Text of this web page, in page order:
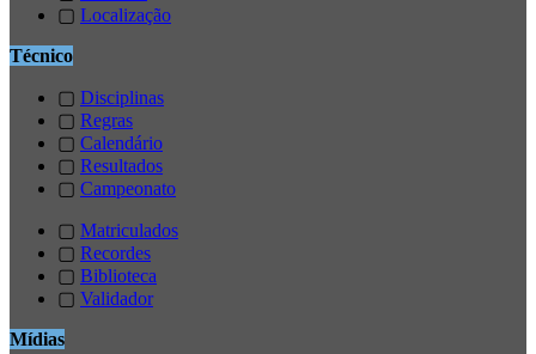
▢ Localização
Técnico
▢ Disciplinas
▢ Regras
▢ Calendário
▢ Resultados
▢ Campeonato
▢ Matriculados
▢ Recordes
▢ Biblioteca
▢ Validador
Mídias